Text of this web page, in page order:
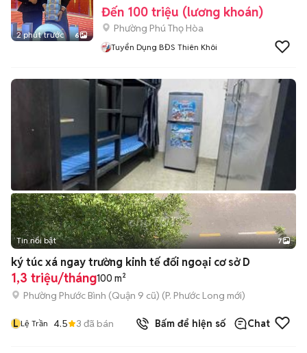
2 phút trước 6
Đến 100 triệu (lương khoán)
Phường Phú Thọ Hòa
Tuyển Dụng BĐS Thiên Khôi
+2
Tin nổi bật 7
ký túc xá ngay trường kinh tế đối ngoại cơ sở D
1,3 triệu/tháng100 m²
Phường Phước Bình (Quận 9 cũ) (P. Phước Long mới)
L Lệ Trần 4.5 3 đã bán Bấm để hiện số Chat